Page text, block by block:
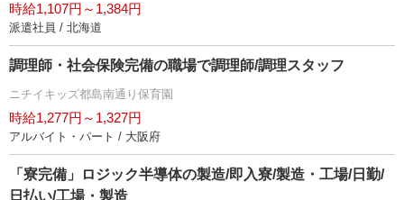
時給1,107円～1,384円
派遣社員 / 北海道
調理師・社会保険完備の職場で調理師/調理スタッフ
ニチイキッズ都島南通り保育園
時給1,277円～1,327円
アルバイト・パート / 大阪府
「寮完備」ロジック半導体の製造/即入寮/製造・工場/日勤/
日払い/工場・製造